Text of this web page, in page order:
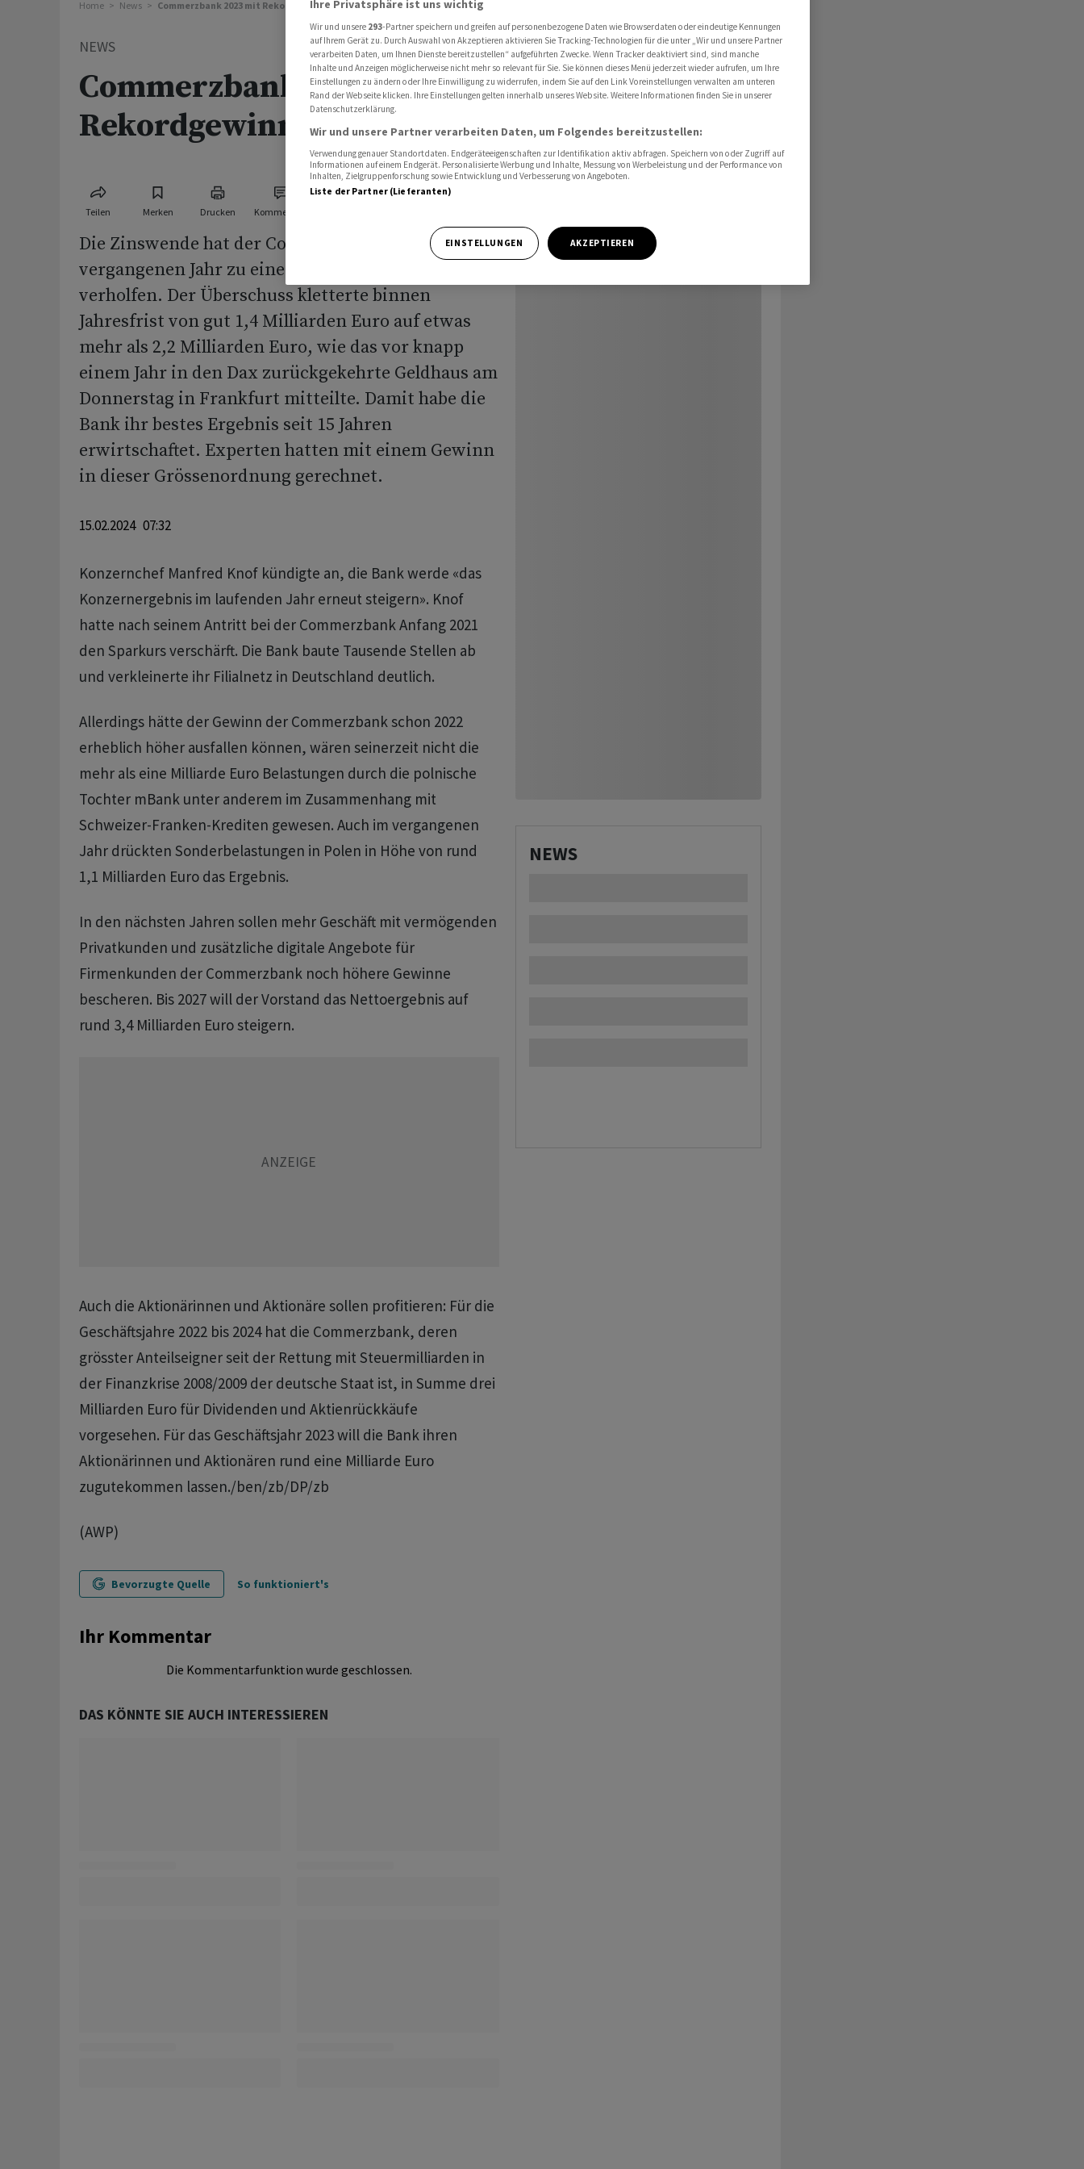
Home News Commerzbank 2023 mit Rekordgewinn
NEWS
Commerzbank 2023 mit
Rekordgewinn
Teilen Merken Drucken Kommentare
Die Zinswende hat der Commerzbank im
vergangenen Jahr zu einem Rekordgewinn
verholfen. Der Überschuss kletterte binnen
Jahresfrist von gut 1,4 Milliarden Euro auf etwas
mehr als 2,2 Milliarden Euro, wie das vor knapp
einem Jahr in den Dax zurückgekehrte Geldhaus am
Donnerstag in Frankfurt mitteilte. Damit habe die
Bank ihr bestes Ergebnis seit 15 Jahren
erwirtschaftet. Experten hatten mit einem Gewinn
in dieser Grössenordnung gerechnet.
15.02.2024 07:32
Konzernchef Manfred Knof kündigte an, die Bank werde «das
Konzernergebnis im laufenden Jahr erneut steigern». Knof
hatte nach seinem Antritt bei der Commerzbank Anfang 2021
den Sparkurs verschärft. Die Bank baute Tausende Stellen ab
und verkleinerte ihr Filialnetz in Deutschland deutlich.
Allerdings hätte der Gewinn der Commerzbank schon 2022
erheblich höher ausfallen können, wären seinerzeit nicht die
mehr als eine Milliarde Euro Belastungen durch die polnische
Tochter mBank unter anderem im Zusammenhang mit
Schweizer-Franken-Krediten gewesen. Auch im vergangenen
Jahr drückten Sonderbelastungen in Polen in Höhe von rund
1,1 Milliarden Euro das Ergebnis.
In den nächsten Jahren sollen mehr Geschäft mit vermögenden
Privatkunden und zusätzliche digitale Angebote für
Firmenkunden der Commerzbank noch höhere Gewinne
bescheren. Bis 2027 will der Vorstand das Nettoergebnis auf
rund 3,4 Milliarden Euro steigern.
Auch die Aktionärinnen und Aktionäre sollen profitieren: Für die
Geschäftsjahre 2022 bis 2024 hat die Commerzbank, deren
grösster Anteilseigner seit der Rettung mit Steuermilliarden in
der Finanzkrise 2008/2009 der deutsche Staat ist, in Summe drei
Milliarden Euro für Dividenden und Aktienrückkäufe
vorgesehen. Für das Geschäftsjahr 2023 will die Bank ihren
Aktionärinnen und Aktionären rund eine Milliarde Euro
zugutekommen lassen./ben/zb/DP/zb
(AWP)
Bevorzugte Quelle So funktioniert's
Ihr Kommentar
Die Kommentarfunktion wurde geschlossen.
DAS KÖNNTE SIE AUCH INTERESSIEREN
NEWS
Ihre Privatsphäre ist uns wichtig
Wir und unsere 293-Partner speichern und greifen auf personenbezogene Daten wie Browserdaten oder eindeutige Kennungen
auf Ihrem Gerät zu. Durch Auswahl von Akzeptieren aktivieren Sie Tracking-Technologien für die unter „Wir und unsere Partner
verarbeiten Daten, um Ihnen Dienste bereitzustellen“ aufgeführten Zwecke. Wenn Tracker deaktiviert sind, sind manche
Inhalte und Anzeigen möglicherweise nicht mehr so relevant für Sie. Sie können dieses Menü jederzeit wieder aufrufen, um Ihre
Einstellungen zu ändern oder Ihre Einwilligung zu widerrufen, indem Sie auf den Link Voreinstellungen verwalten am unteren
Rand der Webseite klicken. Ihre Einstellungen gelten innerhalb unseres Website. Weitere Informationen finden Sie in unserer
Datenschutzerklärung.
Wir und unsere Partner verarbeiten Daten, um Folgendes bereitzustellen:
Verwendung genauer Standortdaten. Endgeräteeigenschaften zur Identifikation aktiv abfragen. Speichern von oder Zugriff auf
Informationen auf einem Endgerät. Personalisierte Werbung und Inhalte, Messung von Werbeleistung und der Performance von
Inhalten, Zielgruppenforschung sowie Entwicklung und Verbesserung von Angeboten.
Liste der Partner (Lieferanten)
EINSTELLUNGEN AKZEPTIEREN